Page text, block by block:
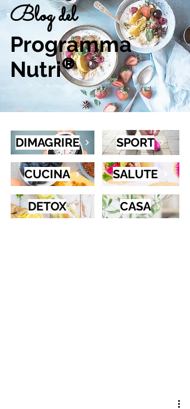
Blog del
Programma
Nutri®
DIMAGRIRE SPORT
CUCINA SALUTE
DETOX CASA